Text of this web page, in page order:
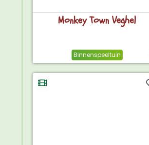
Monkey Town Veghel
Binnenspeeltuin